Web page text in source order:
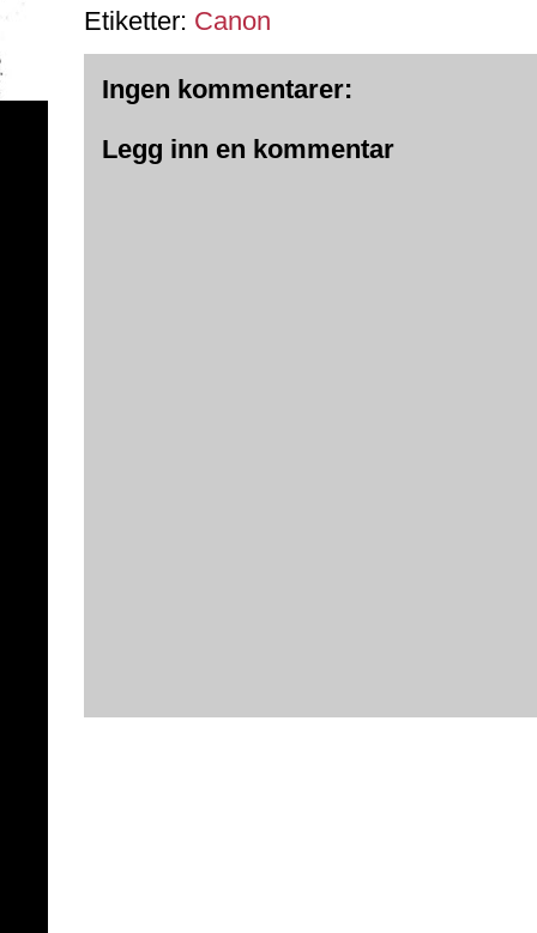
Etiketter: Canon
Ingen kommentarer:
Legg inn en kommentar